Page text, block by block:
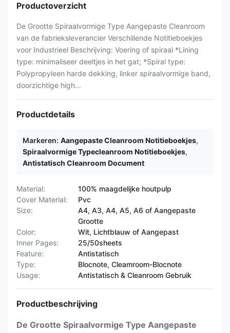
Productoverzicht
De Grootte Spiraalvormige Type Aangepaste Cleanroom
van de fabrieksleverancier Verschillende Notitieboekjes
voor Industrieel Beschrijving: Voering of spiraal *Lining
type: minimaliseer deeltjes in het gat; *Spiral type:
Polypropyleen harde dekking, linker spiraalvormige band,
doorzichtige high...
Productdetails
Markeren: Aangepaste Cleanroom Notitieboekjes,
Spiraalvormige Typecleanroom Notitieboekjes,
Antistatisch Cleanroom Document
Material:
100% maagdelijke houtpulp
Cover Material:
Pvc
Size:
A4, A3, A4, A5, A6 of Aangepaste
Grootte
Color:
Wit, Lichtblauw of Aangepast
Inner Pages:
25/50sheets
Feature:
Antistatisch
Type:
Blocnote, Cleamroom-Blocnote
Usage:
Antistatisch & Cleanroom Gebruik
Productbeschrijving
De Grootte Spiraalvormige Type Aangepaste